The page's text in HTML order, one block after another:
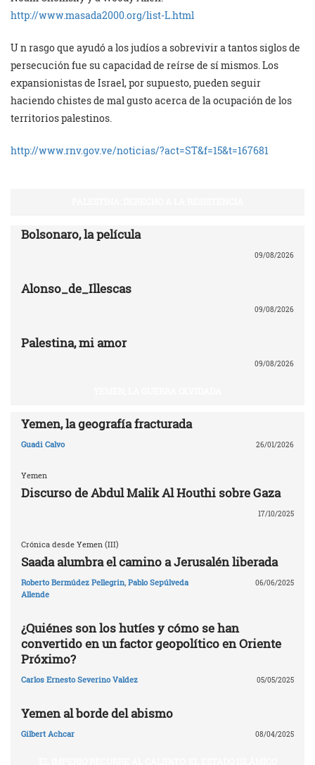
http://www.masada2000.org/list-L.html
U n rasgo que ayudó a los judíos a sobrevivir a tantos siglos de
persecución fue su capacidad de reírse de sí mismos. Los
expansionistas de Israel, por supuesto, pueden seguir
haciendo chistes de mal gusto acerca de la ocupación de los
territorios palestinos.
http://www.rnv.gov.ve/noticias/?act=ST&f=15&t=167681
Bolsonaro, la película
09/08/2026
Alonso_de_Illescas
09/08/2026
Palestina, mi amor
09/08/2026
Yemen, la geografía fracturada
Guadi Calvo 26/01/2026
Yemen
Discurso de Abdul Malik Al Houthi sobre Gaza
17/10/2025
Crónica desde Yemen (III)
Saada alumbra el camino a Jerusalén liberada
Roberto Bermúdez Pellegrin, Pablo Sepúlveda
Allende
06/06/2025
¿Quiénes son los hutíes y cómo se han
convertido en un factor geopolítico en Oriente
Próximo?
Carlos Ernesto Severino Valdez 05/05/2025
Yemen al borde del abismo
Gilbert Achcar 08/04/2025